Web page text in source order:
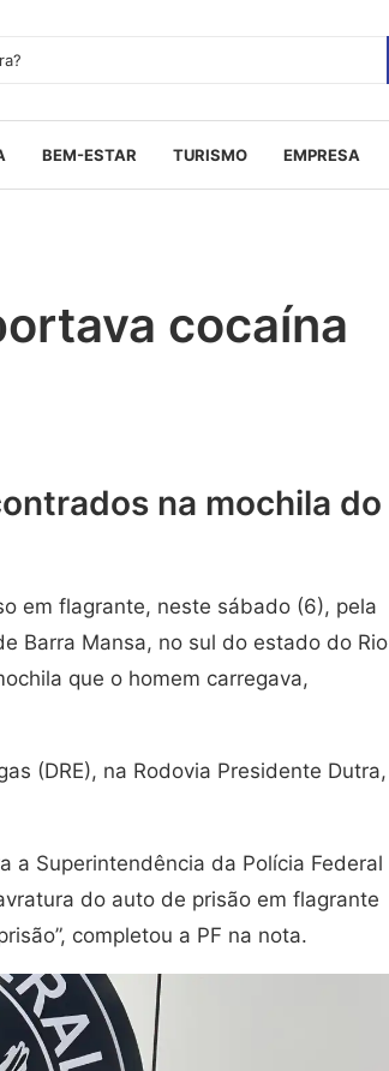
BEM-ESTAR TURISMO EMPRESA
cocaína
na mochila do
em flagrante, neste sábado (6), pela
Barra Mansa, no sul do estado do Rio
que o homem carregava,
(DRE), na Rodovia Presidente Dutra,
a Superintendência da Polícia Federal
do auto de prisão em flagrante
completou a PF na nota.